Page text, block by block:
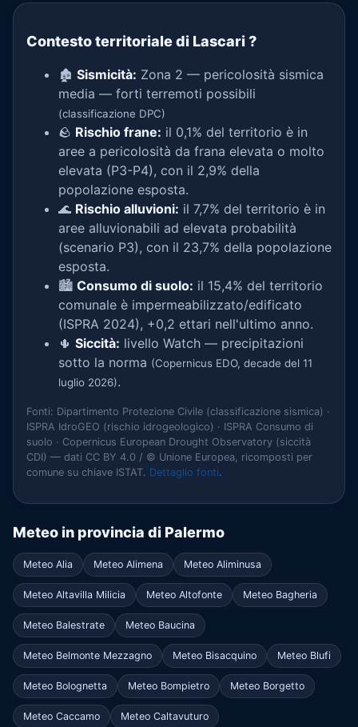
Contesto territoriale di Lascari ?
🏚️ Sismicità: Zona 2 — pericolosità sismica
media — forti terremoti possibili
(classificazione DPC)
🪨 Rischio frane: il 0,1% del territorio è in
aree a pericolosità da frana elevata o molto
elevata (P3-P4), con il 2,9% della
popolazione esposta.
🌊 Rischio alluvioni: il 7,7% del territorio è in
aree alluvionabili ad elevata probabilità
(scenario P3), con il 23,7% della popolazione
esposta.
🏙️ Consumo di suolo: il 15,4% del territorio
comunale è impermeabilizzato/edificato
(ISPRA 2024), +0,2 ettari nell'ultimo anno.
🌵 Siccità: livello Watch — precipitazioni
sotto la norma (Copernicus EDO, decade del 11
luglio 2026).
Fonti: Dipartimento Protezione Civile (classificazione sismica) ·
ISPRA IdroGEO (rischio idrogeologico) · ISPRA Consumo di
suolo · Copernicus European Drought Observatory (siccità
CDI) — dati CC BY 4.0 / © Unione Europea, ricomposti per
comune su chiave ISTAT. Dettaglio fonti.
Meteo in provincia di Palermo
Meteo Alia Meteo Alimena Meteo Aliminusa
Meteo Altavilla Milicia Meteo Altofonte Meteo Bagheria
Meteo Balestrate Meteo Baucina
Meteo Belmonte Mezzagno Meteo Bisacquino Meteo Blufi
Meteo Bolognetta Meteo Bompietro Meteo Borgetto
Meteo Caccamo Meteo Caltavuturo